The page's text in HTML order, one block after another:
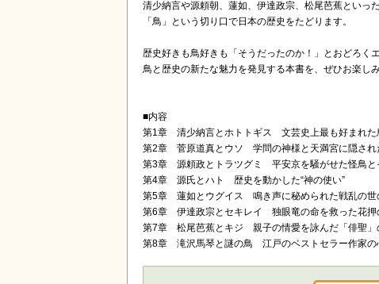
清少納言や源頼朝、蓮如、伊達政宗、松尾芭蕉といっ
「鳥」という切り口で日本の歴史をたどります。
歴史好きも鳥好きも「そうだったのか！」とおどろく
鳥と歴史の新たな魅力を発見する本書を、ぜひお楽しみ
■内容
第1章 清少納言とホトトギス 文芸史上最も好まれた
第2章 菅原道真とウソ 学問の神様と天満宮に隠され
第3章 源頼政とトラツグミ 平安京を騒がせた怪鳥と
第4章 源氏とハト 歴史を動かした“神の使い”
第5章 蓮如とウグイス 鳴き声に秘められた戦乱の世
第6章 伊達政宗とセキレイ 独眼竜の命を救った花押
第7章 松尾芭蕉とキジ 親子の情愛を詠んだ「俳聖」
第8章 滝沢馬琴と謎の鳥 江戸のベストセラー作家の